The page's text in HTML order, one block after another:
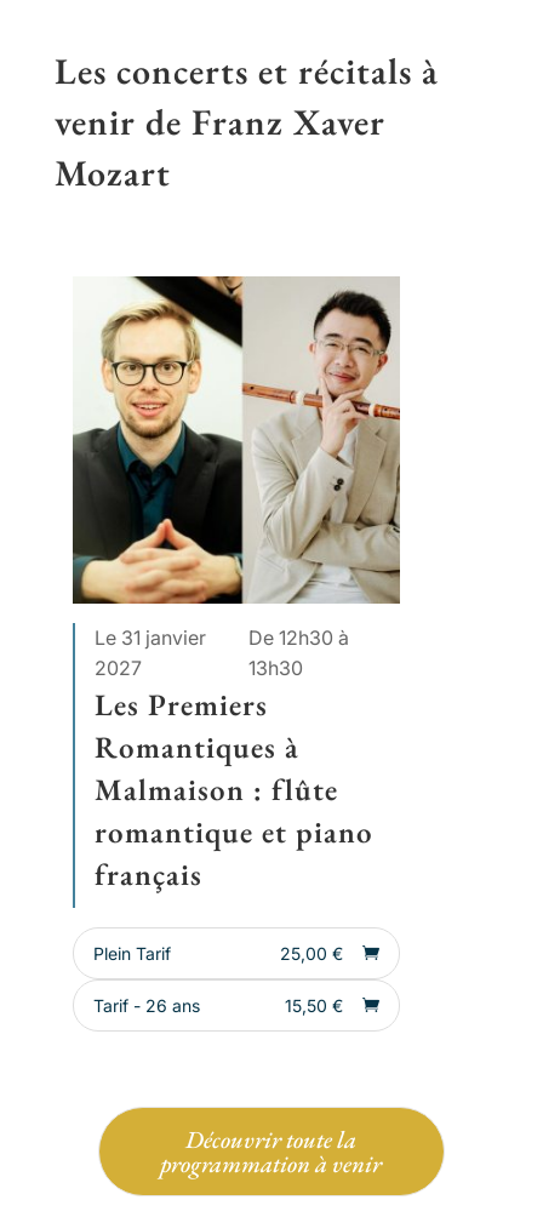
Les concerts et récitals à
venir de Franz Xaver
Mozart
Le 31 janvier
2027
De 12h30 à
13h30
Les Premiers
Romantiques à
Malmaison : flûte
romantique et piano
français
Plein Tarif 25,00 €
Tarif - 26 ans 15,50 €
Découvrir toute la
programmation à venir